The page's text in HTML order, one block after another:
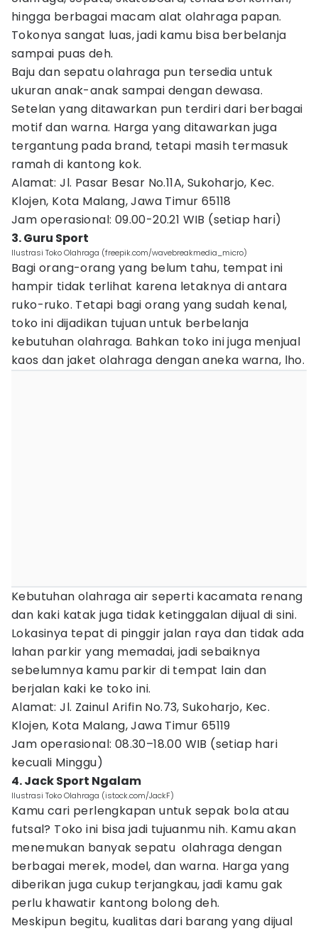
hingga berbagai macam alat olahraga papan.
Tokonya sangat luas, jadi kamu bisa berbelanja
sampai puas deh.
Baju dan sepatu olahraga pun tersedia untuk
ukuran anak-anak sampai dengan dewasa.
Setelan yang ditawarkan pun terdiri dari berbagai
motif dan warna. Harga yang ditawarkan juga
tergantung pada brand, tetapi masih termasuk
ramah di kantong kok.
Alamat: Jl. Pasar Besar No.11A, Sukoharjo, Kec.
Klojen, Kota Malang, Jawa Timur 65118
Jam operasional: 09.00-20.21 WIB (setiap hari)
3. Guru Sport
Ilustrasi Toko Olahraga (freepik.com/wavebreakmedia_micro)
Bagi orang-orang yang belum tahu, tempat ini
hampir tidak terlihat karena letaknya di antara
ruko-ruko. Tetapi bagi orang yang sudah kenal,
toko ini dijadikan tujuan untuk berbelanja
kebutuhan olahraga. Bahkan toko ini juga menjual
kaos dan jaket olahraga dengan aneka warna, lho.
Kebutuhan olahraga air seperti kacamata renang
dan kaki katak juga tidak ketinggalan dijual di sini.
Lokasinya tepat di pinggir jalan raya dan tidak ada
lahan parkir yang memadai, jadi sebaiknya
sebelumnya kamu parkir di tempat lain dan
berjalan kaki ke toko ini.
Alamat: Jl. Zainul Arifin No.73, Sukoharjo, Kec.
Klojen, Kota Malang, Jawa Timur 65119
Jam operasional: 08.30–18.00 WIB (setiap hari
kecuali Minggu)
4. Jack Sport Ngalam
Ilustrasi Toko Olahraga (istock.com/JackF)
Kamu cari perlengkapan untuk sepak bola atau
futsal? Toko ini bisa jadi tujuanmu nih. Kamu akan
menemukan banyak sepatu olahraga dengan
berbagai merek, model, dan warna. Harga yang
diberikan juga cukup terjangkau, jadi kamu gak
perlu khawatir kantong bolong deh.
Meskipun begitu, kualitas dari barang yang dijual